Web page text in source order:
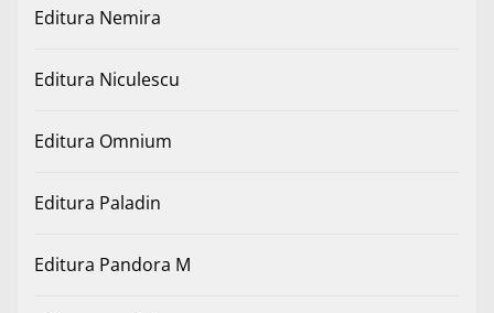
Editura Nemira
Editura Niculescu
Editura Omnium
Editura Paladin
Editura Pandora M